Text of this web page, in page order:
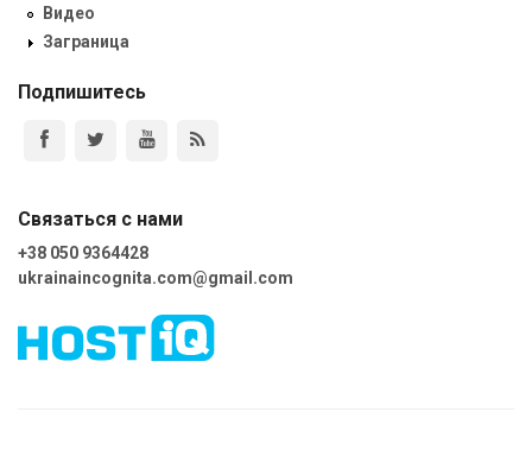
Видео
Заграница
Подпишитесь
Связаться с нами
+38 050 9364428
ukrainaincognita.com@gmail.com